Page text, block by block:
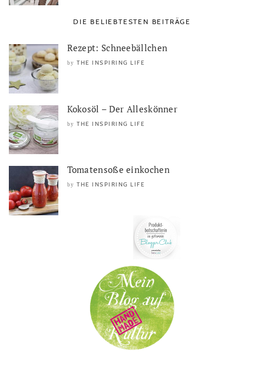
DIE BELIEBTESTEN BEITRÄGE
Rezept: Schneebällchen
by THE INSPIRING LIFE
Kokosöl – Der Alleskönner
by THE INSPIRING LIFE
Tomatensoße einkochen
by THE INSPIRING LIFE